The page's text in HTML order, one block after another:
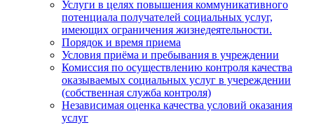
Услуги в целях повышения коммуникативного
потенциала получателей социальных услуг,
имеющих ограничения жизнедеятельности.
Порядок и время приема
Условия приёма и пребывания в учреждении
Комиссия по осуществлению контроля качества
оказываемых социальных услуг в учереждении
(собственная служба контроля)
Независимая оценка качества условий оказания
услуг